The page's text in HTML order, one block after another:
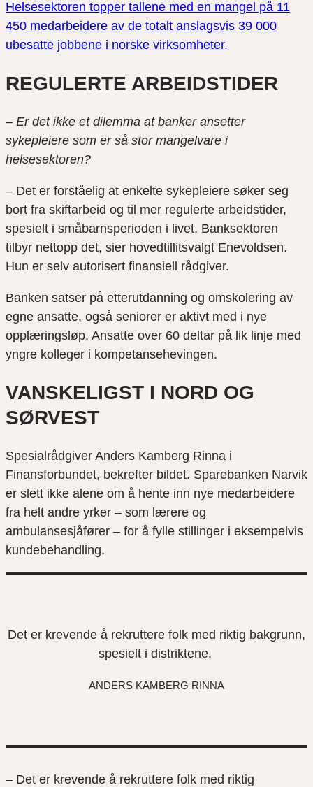
Helsesektoren topper tallene med en mangel på 11
450 medarbeidere av de totalt anslagsvis 39 000
ubesatte jobbene i norske virksomheter.
REGULERTE ARBEIDSTIDER
– Er det ikke et dilemma at banker ansetter
sykepleiere som er så stor mangelvare i
helsesektoren?
– Det er forståelig at enkelte sykepleiere søker seg
bort fra skiftarbeid og til mer regulerte arbeidstider,
spesielt i småbarnsperioden i livet. Banksektoren
tilbyr nettopp det, sier hovedtillitsvalgt Enevoldsen.
Hun er selv autorisert finansiell rådgiver.
Banken satser på etterutdanning og omskolering av
egne ansatte, også seniorer er aktivt med i nye
opplæringsløp. Ansatte over 60 deltar på lik linje med
yngre kolleger i kompetansehevingen.
VANSKELIGST I NORD OG
SØRVEST
Spesialrådgiver Anders Kamberg Rinna i
Finansforbundet, bekrefter bildet. Sparebanken Narvik
er slett ikke alene om å hente inn nye medarbeidere
fra helt andre yrker – som lærere og
ambulansesjåfører – for å fylle stillinger i eksempelvis
kundebehandling.
Det er krevende å rekruttere folk med riktig bakgrunn,
spesielt i distriktene.
ANDERS KAMBERG RINNA
– Det er krevende å rekruttere folk med riktig